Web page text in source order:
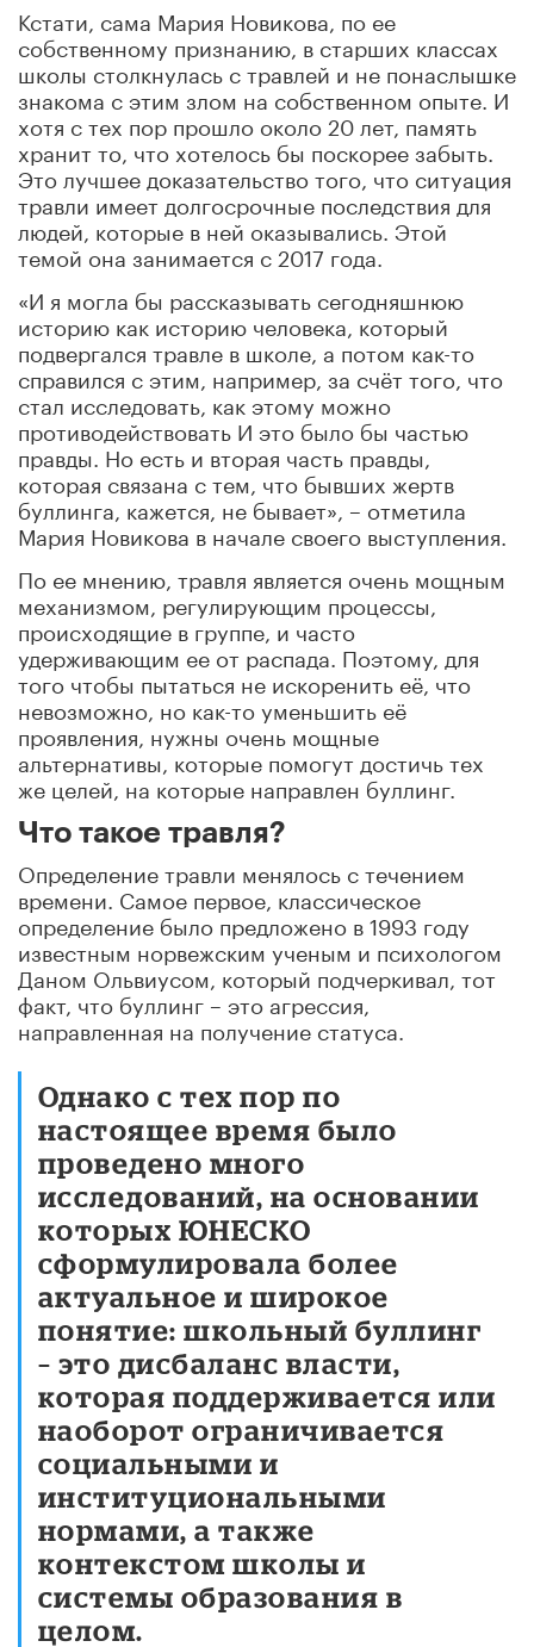
Кстати, сама Мария Новикова, по ее
собственному признанию, в старших классах
школы столкнулась с травлей и не понаслышке
знакома с этим злом на собственном опыте. И
хотя с тех пор прошло около 20 лет, память
хранит то, что хотелось бы поскорее забыть.
Это лучшее доказательство того, что ситуация
травли имеет долгосрочные последствия для
людей, которые в ней оказывались. Этой
темой она занимается с 2017 года.
«И я могла бы рассказывать сегодняшнюю
историю как историю человека, который
подвергался травле в школе, а потом как-то
справился с этим, например, за счёт того, что
стал исследовать, как этому можно
противодействовать И это было бы частью
правды. Но есть и вторая часть правды,
которая связана с тем, что бывших жертв
буллинга, кажется, не бывает», – отметила
Мария Новикова в начале своего выступления.
По ее мнению, травля является очень мощным
механизмом, регулирующим процессы,
происходящие в группе, и часто
удерживающим ее от распада. Поэтому, для
того чтобы пытаться не искоренить её, что
невозможно, но как-то уменьшить её
проявления, нужны очень мощные
альтернативы,которые помогут достичь тех
же целей, на которые направлен буллинг.
Что такое травля?
Определение травли менялось с течением
времени. Самое первое, классическое
определение было предложено в 1993 году
известным норвежским ученым и психологом
Даном Ольвиусом, который подчеркивал, тот
факт, что буллинг – это агрессия,
направленная на получение статуса.
Однако с тех пор по
настоящее время было
проведено много
исследований, на основании
которых ЮНЕСКО
сформулировала более
актуальное и широкое
понятие: школьный буллинг
– это дисбаланс власти,
которая поддерживается или
наоборот ограничивается
социальными и
институциональными
нормами, а также
контекстом школы и
системы образования в
целом.